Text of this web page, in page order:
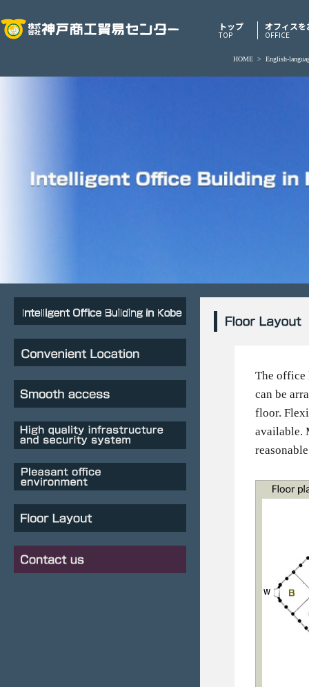
トップ
TOP
オフィスを
OFFICE
HOME > English-
The office
can be
floor.
available.